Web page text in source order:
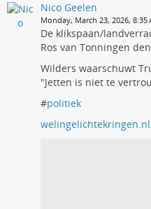
Nico Geelen
Monday, March 23, 2026,
De klikspaan/
Ros van Tonningen
Wilders waarschuwt
"Jetten is niet te
#politiek